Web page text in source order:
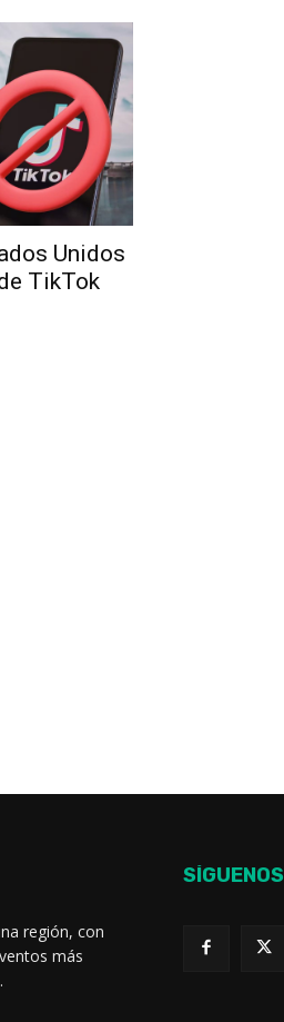
Unidos
TikTok
región, con
más
SÍGUENOS